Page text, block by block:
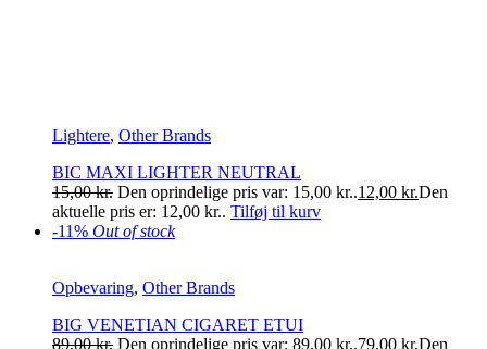
Lightere, Other Brands
BIC MAXI LIGHTER NEUTRAL
15,00kr. Den oprindelige pris var: 15,00 kr..12,00 kr.Den
aktuelle pris er: 12,00 kr.. Tilføj til kurv
-11% Out of stock
Opbevaring, Other Brands
BIG VENETIAN CIGARET ETUI
89,00kr. Den oprindelige pris var: 89,00 kr..79,00 kr.Den